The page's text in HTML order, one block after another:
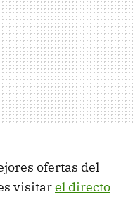
ofertas del
visitarel directo